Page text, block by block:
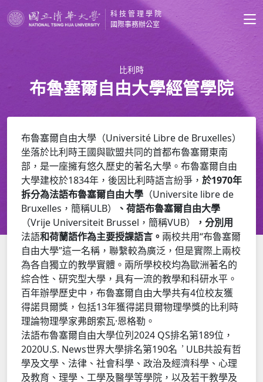
科技管理學院
國際事務辦公室
比利時
布魯塞爾自由大學經管學院
布魯塞爾自由大學（Université Libre de Bruxelles）
坐落於比利時王國與歐盟共同的首都布魯塞爾東南
部，是一座擁有悠久歷史的著名大學。布魯塞爾自由
大學建校於1834年，後因比利時語言紛爭， 於1970年
拆分為法語布魯塞爾自由大學 （Universite libre de
Bruxelles，簡稱ULB）
、 荷語布魯塞爾自由大學
（Vrije Universiteit Brussel，簡稱VUB）
，分別用
法語和荷蘭語作為主要授課語言。 兩校共用“布魯塞爾
自由大學”這一名稱，聯繫較為廣泛，但是實際上兩校
為各自獨立的教學實體。兩所學校校均為歐洲著名的
綜合性、研究型大學，具有一流的教學和科研水平。
百年辦學歷史中，布魯塞爾自由大學共有4位校友獲
得諾貝爾獎，包括13年獲得諾貝爾物理學獎的比利時
理論物理學家弗朗索瓦·恩格勒。
法語布魯塞爾自由大學位列2024 QS排名第189位，
2020U.S. News世界大學排名第190名 ， ULB共設有哲
學及文學、法律、社會科學、政治及經濟科學、心理
及教育、理學、工學及醫學等學院，以及若干教學及